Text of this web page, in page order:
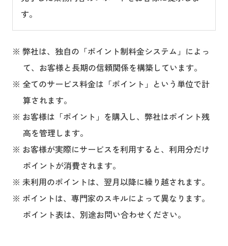
す。
弊社は、独自の「ポイント制料金システム」によっ
て、お客様と長期の信頼関係を構築しています。
全てのサービス料金は「ポイント」という単位で計
算されます。
お客様は「ポイント」を購入し、弊社はポイント残
高を管理します。
お客様が実際にサービスを利用すると、利用分だけ
ポイントが消費されます。
未利用のポイントは、翌月以降に繰り越されます。
ポイントは、専門家のスキルによって異なります。
ポイント表は、別途お問い合わせください。